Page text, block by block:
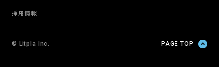
採用情報
© Litpla Inc. PAGE TOP